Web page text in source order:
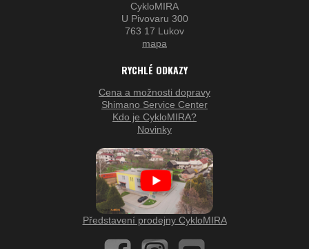
CykloMIRA
U Pivovaru 300
763 17 Lukov
mapa
RYCHLÉ ODKAZY
Cena a možnosti dopravy
Shimano Service Center
Kdo je CykloMIRA?
Novinky
Představení prodejny CykloMIRA